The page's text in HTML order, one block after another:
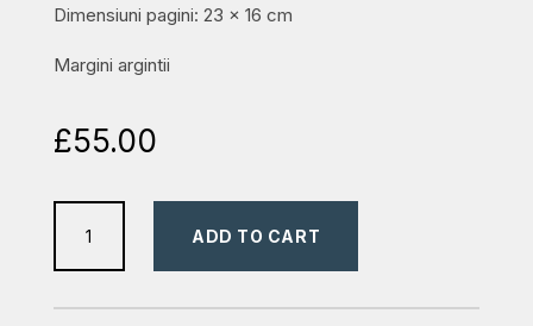
Dimensiuni pagini: 23 x 16 cm
Margini argintii
£55.00
în
ADD TO CART